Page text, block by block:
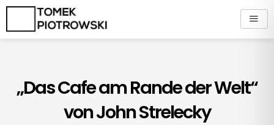
Zum
springen
„Das Cafe am Rande der Welt“
von John Strelecky